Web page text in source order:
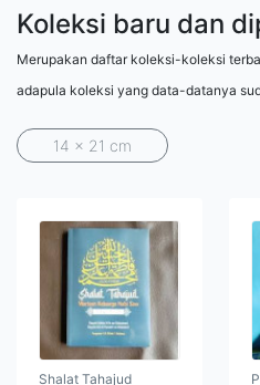
Koleksi baru dan
Merupakan daftar koleksi-koleksi
adapula koleksi yang data-datanya
14 x 21 cm
Shalat Tahajud